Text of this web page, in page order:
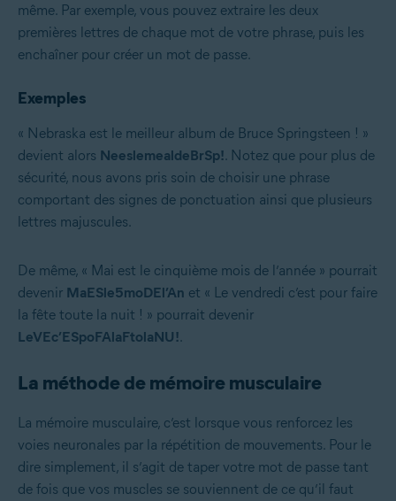
même. Par exemple, vous pouvez extraire les deux
premières lettres de chaque mot de votre phrase, puis les
enchaîner pour créer un mot de passe.
Exemples
« Nebraska est le meilleur album de Bruce Springsteen ! »
devient alors NeeslemealdeBrSp!. Notez que pour plus de
sécurité, nous avons pris soin de choisir une phrase
comportant des signes de ponctuation ainsi que plusieurs
lettres majuscules.
De même, « Mai est le cinquième mois de l’année » pourrait
devenir MaESle5moDEl’An et « Le vendredi c’est pour faire
la fête toute la nuit ! » pourrait devenir
LeVEc’ESpoFAlaFtolaNU!.
La méthode de mémoire musculaire
La mémoire musculaire, c’est lorsque vous renforcez les
voies neuronales par la répétition de mouvements. Pour le
dire simplement, il s’agit de taper votre mot de passe tant
de fois que vos muscles se souviennent de ce qu’il faut